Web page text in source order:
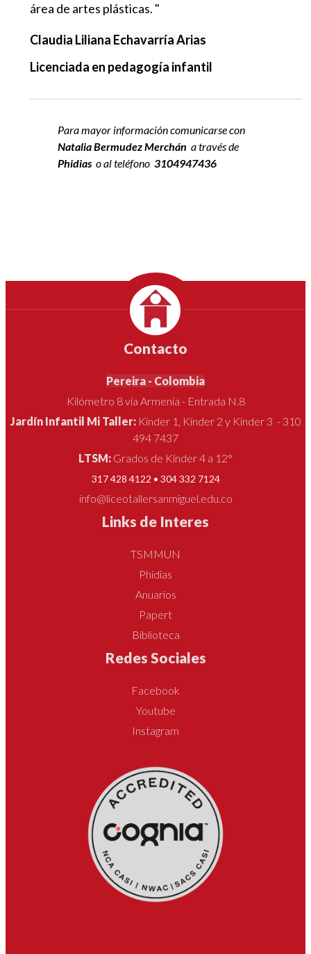
área de artes plásticas. "
Claudia Liliana Echavarría Arias
Licenciada en pedagogía infantil
Para mayor información comunicarse con
Natalia Bermudez Merchán a través de
Phidias o al teléfono 3104947436
Contacto
Pereira - Colombia
Kilómetro 8 vía Armenia - Entrada N.8
Jardín Infantil Mi Taller: Kínder 1, Kínder 2 y Kínder 3 - 310
494 7437
LTSM: Grados de Kínder 4 a 12°
317 428 4122 • 304 332 7124
info@liceotallersanmiguel.edu.co
Links de Interes
TSMMUN
Phidias
Anuarios
Papert
Biblioteca
Redes Sociales
Facebook
Youtube
Instagram